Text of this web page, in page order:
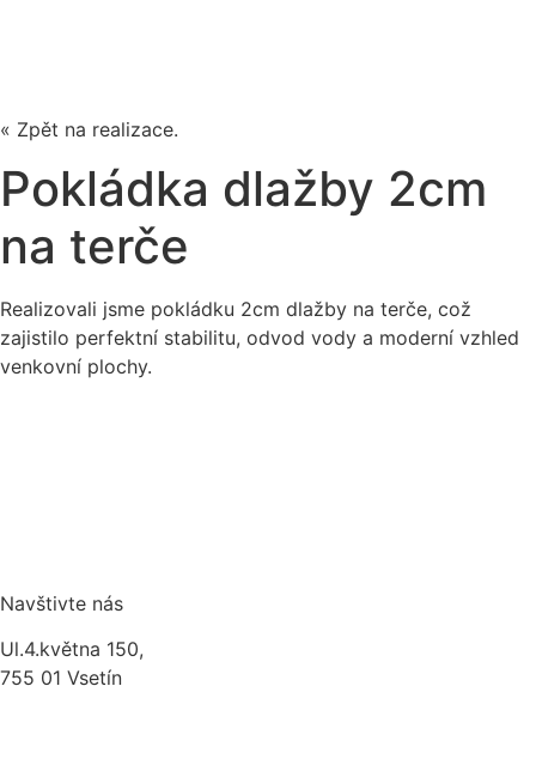
« Zpět na realizace.
Pokládka dlažby 2cm
na terče
Realizovali jsme pokládku 2cm dlažby na terče, což
zajistilo perfektní stabilitu, odvod vody a moderní vzhled
venkovní plochy.
Navštivte nás
Ul.4.května 150,
755 01 Vsetín